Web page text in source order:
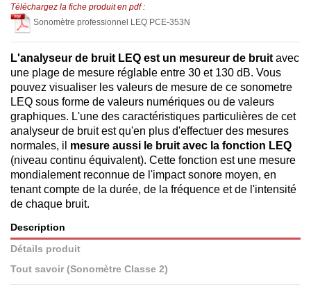
Téléchargez la fiche produit en pdf :
Sonomètre professionnel LEQ PCE-353N
L'analyseur de bruit LEQ est un mesureur de bruit avec
une plage de mesure réglable entre 30 et 130 dB. Vous
pouvez visualiser les valeurs de mesure de ce sonometre
LEQ sous forme de valeurs numériques ou de valeurs
graphiques. L'une des caractéristiques particulières de cet
analyseur de bruit est qu'en plus d'effectuer des mesures
normales, il mesure aussi le bruit avec la fonction LEQ
(niveau continu équivalent). Cette fonction est une mesure
mondialement reconnue de l'impact sonore moyen, en
tenant compte de la durée, de la fréquence et de l'intensité
de chaque bruit.
Description
Détails produit
Tout savoir (Sonomètre Classe 2)